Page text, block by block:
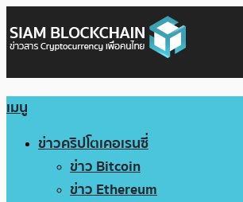
เมนู
ข่าวคริปโตเคอเรนซี่
ข่าว Bitcoin
ข่าว Ethereum